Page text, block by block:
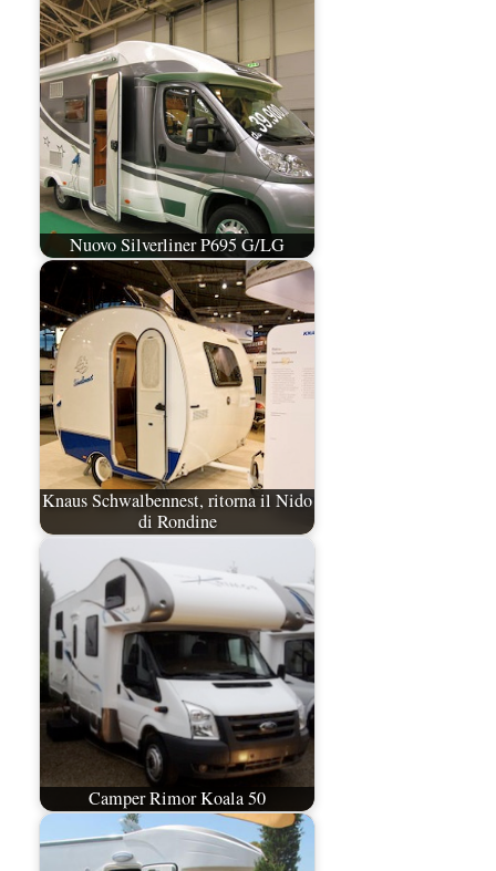
Nuovo Silverliner P695 G/LG
Knaus Schwalbennest, ritorna il Nido
di Rondine
Camper Rimor Koala 50